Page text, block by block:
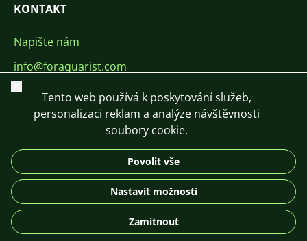
KONTAKT
Napište nám
info@foraquarist.com
+420 603 449 602
DE
© 2026 For Aquarist
Zavřít
Tento web používá k poskytování služeb,
personalizaci reklam a analýze návštěvnosti
soubory cookie.
Povolit vše
Nastavit možnosti
Zamítnout